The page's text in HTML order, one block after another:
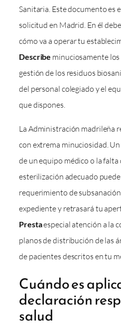
Sanitaria. Este documento es
solicitud en Madrid. En él
cómo va a operar tu
Describe minuciosamente
gestión de los residuos
del personal colegiado y el
que dispones.
La Administración madrileña
con extrema minuciosidad.
de un equipo médico o la
esterilización adecuado
requerimiento de
expediente y retrasará tu
Prestaespecial atención a la
planos de distribución de las
de pacientes descritos en tu
Cuándo es
declaración
salud